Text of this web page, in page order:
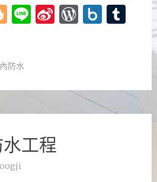
Blogger
LineSina
防水
工程